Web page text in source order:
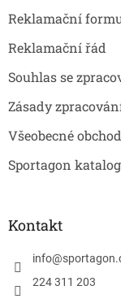
Reklamační
Reklamační řád
Souhlas se
Zásady
Všeobecné
Sportagon
Kontakt
info@
224 311 203